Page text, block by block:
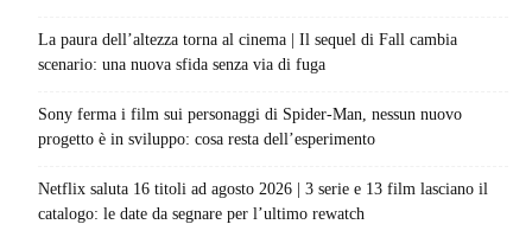
La paura dell’altezza torna al cinema | Il sequel di Fall cambia
scenario: una nuova sfida senza via di fuga
Sony ferma i film sui personaggi di Spider-Man, nessun nuovo
progetto è in sviluppo: cosa resta dell’esperimento
Netflix saluta 16 titoli ad agosto 2026 | 3 serie e 13 film lasciano il
catalogo: le date da segnare per l’ultimo rewatch